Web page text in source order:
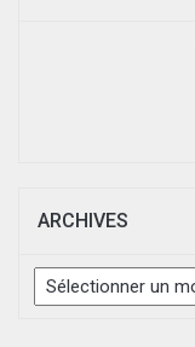
ARCHIVES
Archives